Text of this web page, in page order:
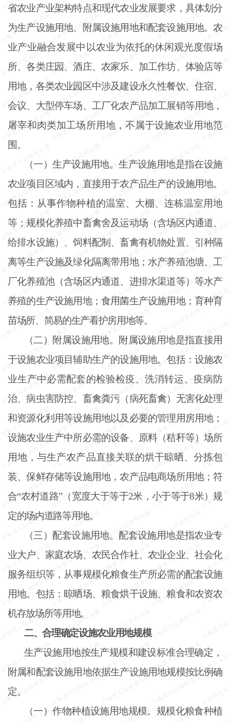
省农业产业架构特点和现代农业发展要求，具体划分
为生产设施用地、附属设施用地和配套设施用地。农
业产业融合发展中以农业为依托的休闲观光度假场
所、各类庄园、酒庄、农家乐、加工作坊、体验店等
用地，各类农业园区中涉及建设永久性餐饮、住宿、
会议、大型停车场、工厂化农产品加工展销等用地，
屠宰和肉类加工场所用地，不属于设施农业用地范
围。
（一）生产设施用地。生产设施用地是指在设施
农业项目区域内，直接用于农产品生产的设施用地。
包括：从事作物种植的温室、大棚、连栋温室用地
等；规模化养殖中畜禽舍及运动场（含场区内通道、
给排水设施）、饲料配制、畜禽有机物处置、引种隔
离等生产设施及绿化隔离带用地；水产养殖池塘、工
厂化养殖池（含场区内通道、进排水渠道等）等水产
养殖的生产设施用地；食用菌生产设施用地；育种育
苗场所、简易的生产看护房用地等。
（二）附属设施用地。附属设施用地是指直接用
于设施农业项目辅助生产的设施用地。包括：设施农
业生产中必需配套的检验检疫、洗消转运、疫病防
治、病虫害防控、畜禽粪污（病死畜禽）无害化处理
和资源化利用等设施用地以及必要的管理用房用地；
设施农业生产中所必需的设备、原料（秸秆等）场所
用地，与生产农产品直接关联的烘干晾晒、分拣包
装、保鲜存储等设施用地，农产品电商场所用地；符
合“农村道路”（宽度大于等于2米，小于等于8米）规
定的场内道路等用地。
（三）配套设施用地。配套设施用地是指农业专
业大户、家庭农场、农民合作社、农业企业、社会化
服务组织等，从事规模化粮食生产所必需的配套设施
用地。包括：晾晒场、粮食烘干设施、粮食和农资农
机存放场所等用地。
二、合理确定设施农业用地规模
生产设施用地按生产规模和建设标准合理确定，
附属和配套设施用地依据生产设施用地规模按比例确
定。
（一）作物种植设施用地规模。规模化粮食种植